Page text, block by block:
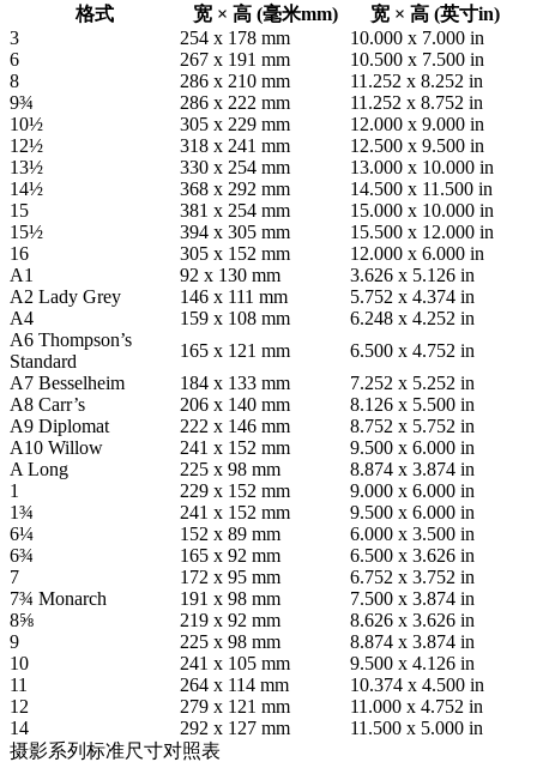
格式
宽 × 高 (毫米mm)
宽 × 高 (英寸in)
3
254 x 178 mm
10.000 x 7.000 in
6
267 x 191 mm
10.500 x 7.500 in
8
286 x 210 mm
11.252 x 8.252 in
9¾
286 x 222 mm
11.252 x 8.752 in
10½
305 x 229 mm
12.000 x 9.000 in
12½
318 x 241 mm
12.500 x 9.500 in
13½
330 x 254 mm
13.000 x 10.000 in
14½
368 x 292 mm
14.500 x 11.500 in
15
381 x 254 mm
15.000 x 10.000 in
15½
394 x 305 mm
15.500 x 12.000 in
16
305 x 152 mm
12.000 x 6.000 in
A1
92 x 130 mm
3.626 x 5.126 in
A2 Lady Grey
146 x 111 mm
5.752 x 4.374 in
A4
159 x 108 mm
6.248 x 4.252 in
A6 Thompson’s
Standard
165 x 121 mm
6.500 x 4.752 in
A7 Besselheim
184 x 133 mm
7.252 x 5.252 in
A8 Carr’s
206 x 140 mm
8.126 x 5.500 in
A9 Diplomat
222 x 146 mm
8.752 x 5.752 in
A10 Willow
241 x 152 mm
9.500 x 6.000 in
A Long
225 x 98 mm
8.874 x 3.874 in
1
229 x 152 mm
9.000 x 6.000 in
1¾
241 x 152 mm
9.500 x 6.000 in
6¼
152 x 89 mm
6.000 x 3.500 in
6¾
165 x 92 mm
6.500 x 3.626 in
7
172 x 95 mm
6.752 x 3.752 in
7¾ Monarch
191 x 98 mm
7.500 x 3.874 in
8⅝
219 x 92 mm
8.626 x 3.626 in
9
225 x 98 mm
8.874 x 3.874 in
10
241 x 105 mm
9.500 x 4.126 in
11
264 x 114 mm
10.374 x 4.500 in
12
279 x 121 mm
11.000 x 4.752 in
14
292 x 127 mm
11.500 x 5.000 in
摄影系列标准尺寸对照表